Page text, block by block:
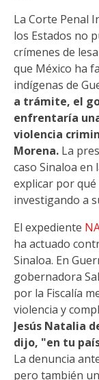
La Corte Penal
los Estados no
crímenes de
que México ha
indígenas de
a trámite, el
enfrentaría
violencia
Morena. La
caso Sinaloa en
explicar por
investigando a
El expediente
ha actuado
Sinaloa. En
gobernadora
por la Fiscalía
violencia y
Jesús Natalia
dijo, "en tu
La denuncia
pero también